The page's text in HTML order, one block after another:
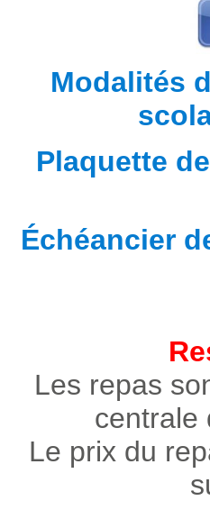
Modalités
Plaquette
Échéancier
Les repas
centrale
Le prix du